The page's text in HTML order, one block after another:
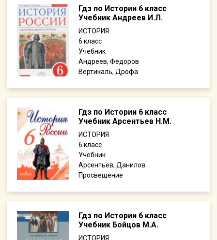
Гдз по Истории 6 класс
Учебник Андреев И.Л.
ИСТОРИЯ
6
Учебник
Андреев, Федоров
Вертикаль, Дрофа
Гдз по Истории 6 класс
Учебник Арсентьев Н.М.
ИСТОРИЯ
6
Учебник
Арсентьев, Данилов
Просвещение
Гдз по Истории 6 класс
Учебник Бойцов М.А.
ИСТОРИЯ